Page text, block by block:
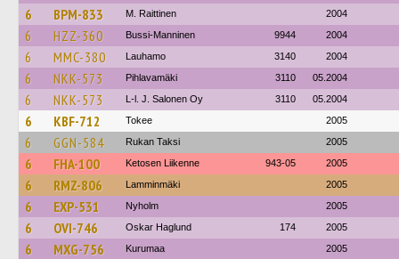
6 BPM-833 M. Raittinen 2004
6 HZZ-360 Bussi-Manninen 9944 2004
6 MMC-380 Lauhamo 3140 2004
6 NKK-573 Pihlavamäki 3110 05.2004
6 NKK-573 L-l. J. Salonen Oy 3110 05.2004
6 KBF-712 Tokee 2005
6 GGN-584 Rukan Taksi 2005
6 FHA-100 Ketosen Liikenne 943-05 2005
6 RMZ-806 Lamminmäki 2005
6 EXP-531 Nyholm 2005
6 OVI-746 Oskar Haglund 174 2005
6 MXG-756 Kurumaa 2005